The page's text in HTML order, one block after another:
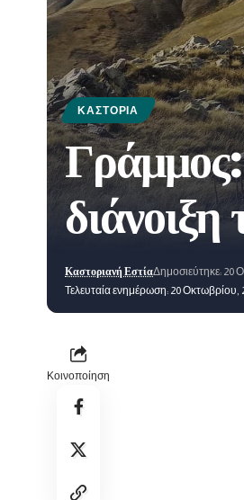
ΚΑΣΤΟΡΙΆ
Γράμμος:
Τελευταία ενημέρωση: 20 Οκτωβρίου,
Καστοριανή ΕστίαΔημοσιεύτηκε: 20
Κοινοποίηση